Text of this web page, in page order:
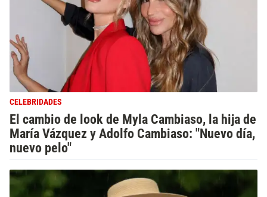
CELEBRIDADES
El cambio de look de Myla Cambiaso, la hija de
María Vázquez y Adolfo Cambiaso: "Nuevo día,
nuevo pelo"